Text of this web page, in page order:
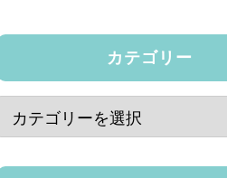
カテゴリー